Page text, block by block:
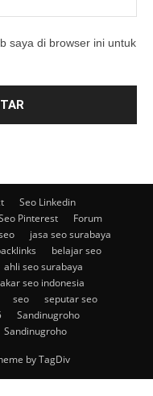
saya di browser ini untuk
Seo Linkedin
Pinterest
Forum
jasa seo surabaya
belajar seo
ahli seo surabaya
seo indonesia
seo
seputar seo
Sandinugroho
Sandinugroho
by TagDiv